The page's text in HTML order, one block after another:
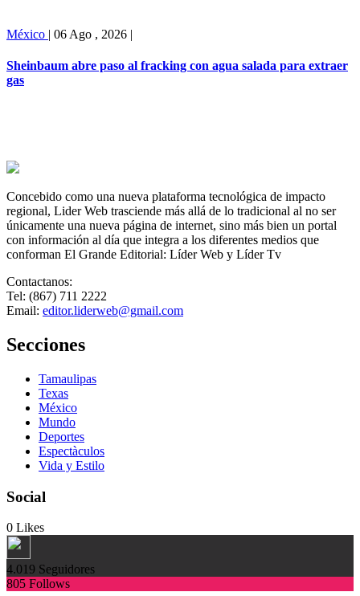
México | 06 Ago , 2026 |
Sheinbaum abre paso al fracking con agua salada para extraer
gas
Concebido como una nueva plataforma tecnológica de impacto
regional, Lider Web trasciende más allá de lo tradicional al no ser
únicamente una nueva página de internet, sino más bien un portal
con información al día que integra a los diferentes medios que
conforman El Grande Editorial: Líder Web y Líder Tv
Contactanos:
Tel: (867) 711 2222
Email: editor.liderweb@gmail.com
Secciones
Tamaulipas
Texas
México
Mundo
Deportes
Espectàculos
Vida y Estilo
Social
0 Likes
4.019 Seguidores
805 Follows